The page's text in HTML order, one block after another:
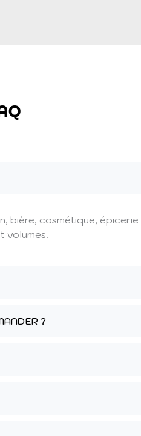
bière, cosmétique,
volumes.
?